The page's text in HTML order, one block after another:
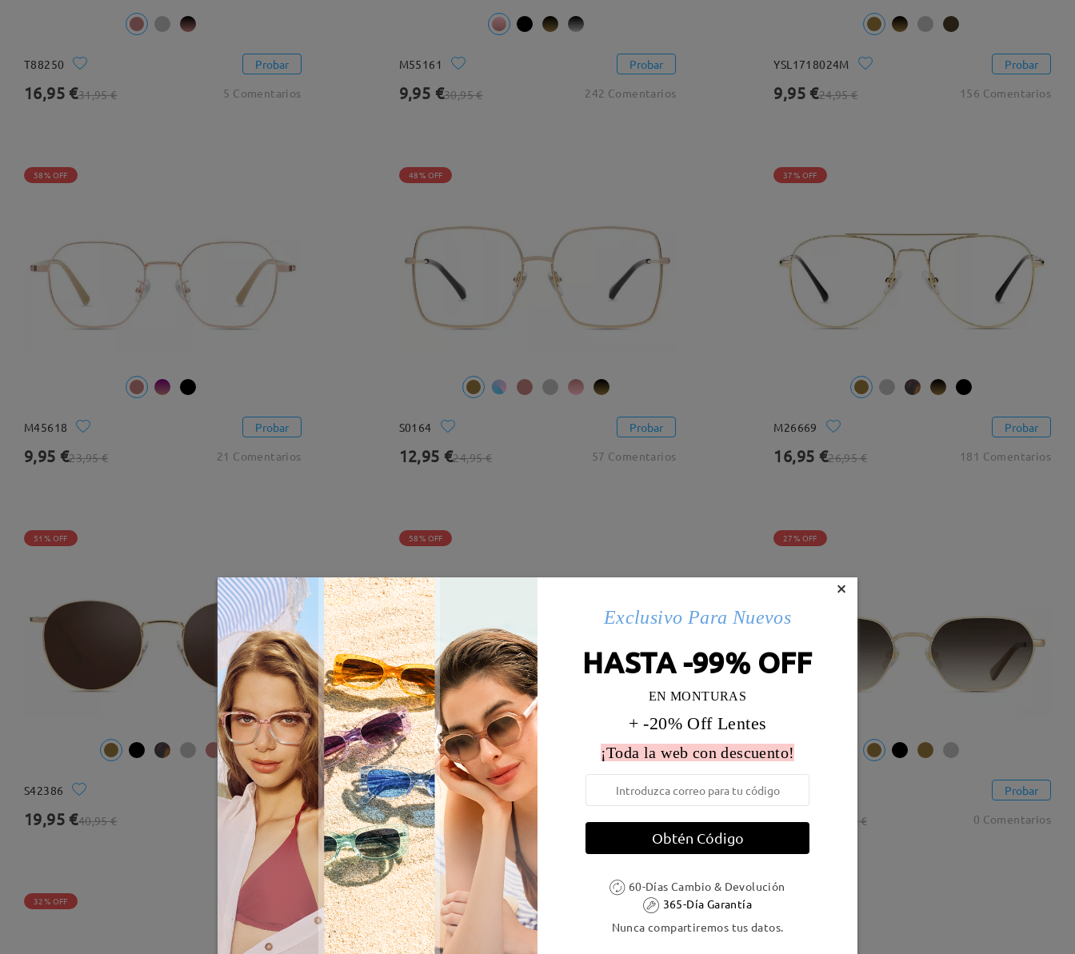
T88250 Probar
16,95 €31,95 € 5 Comentarios
M55161 Probar
9,95 €30,95 € 242 Comentarios
YSL1718024M Probar
9,95 €24,95 € 156 Comentarios
58% OFF
M45618 Probar
9,95 €23,95 € 21 Comentarios
48% OFF
S0164 Probar
12,95 €24,95 € 57 Comentarios
37% OFF
M26669 Probar
16,95 €26,95 € 181 Comentarios
51% OFF
S42386 Probar
19,95 €40,95 € 11 Comentarios
58% OFF
M84461 Probar
9,95 €23,95 € 2 Comentarios
27% OFF
Bay020 Probar
26,95 € 36,95 € 0 Comentarios
32% OFF 58% OFF
×
Exclusivo Para Nuevos
HASTA -99% OFF
EN MONTURAS
+ -20% Off Lentes
¡Toda la web con descuento!
Obtén Código
60-Días Cambio & Devolución
365-Día Garantía
Nunca compartiremos tus datos.